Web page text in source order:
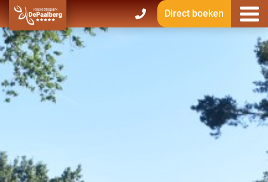
Direct boeken